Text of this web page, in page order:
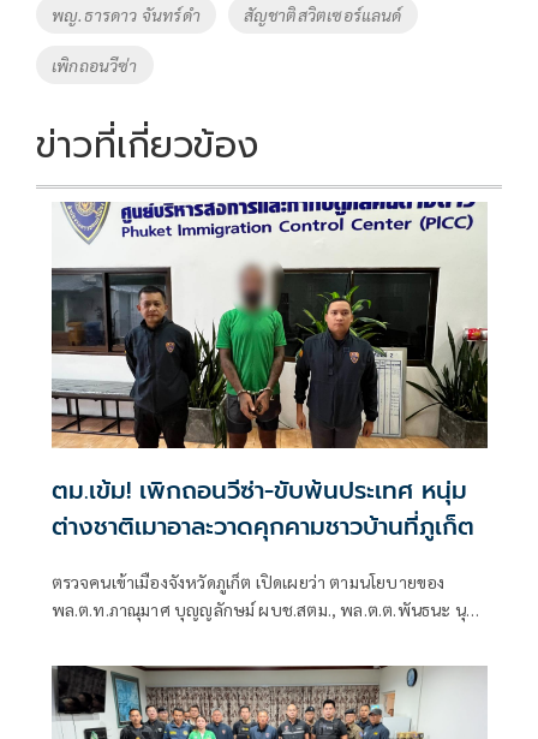
k k
พญ.ธารดาว จันทร์ดำ สัญชาติสวิตเซอร์แลนด์
เพิกถอนวีซ่า
ข่าวที่เกี่ยวข้อง
ตม.เข้ม! เพิกถอนวีซ่า-ขับพ้นประเทศ หนุ่ม
ต่างชาติเมาอาละวาดคุกคามชาวบ้านที่ภูเก็ต
ตรวจคนเข้าเมืองจังหวัดภูเก็ต เปิดเผยว่า ตามนโยบายของ
พล.ต.ท.ภาณุมาศ บุญญลักษม์ ผบช.สตม., พล.ต.ต.พันธนะ นุช
ผบช.สตม., ให้ดำเนินการบุคคลต่างด้าวที่ก่อเหตุกระทบ ภาพ
ลักษณ์การท่องเที่ยว และขัดต่อศีลธรรมอันดีของประชาชน